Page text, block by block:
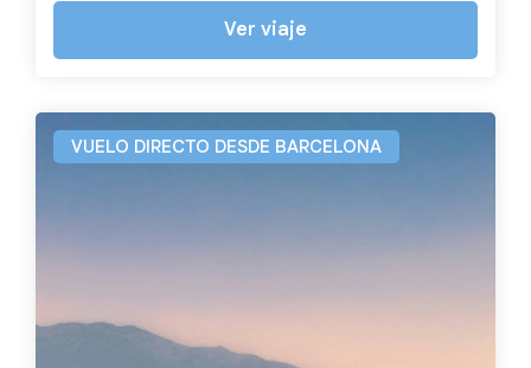
Ver viaje
VUELO DIRECTO DESDE BARCELONA